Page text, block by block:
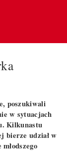
poszukiwali
w sytuacjach
Kilkunastu
bierze udział w